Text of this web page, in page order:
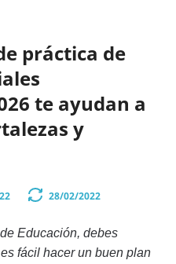
práctica de
te ayudan a
y
28/02/2022
Educación, debes
fácil hacer un buen plan